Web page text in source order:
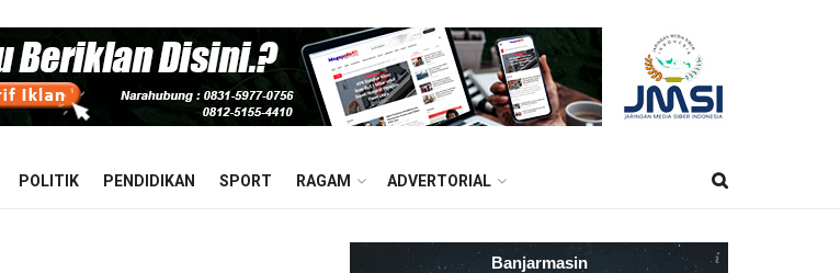
POLITIK PENDIDIKAN SPORT RAGAM ADVERTORIAL
Banjarmasin